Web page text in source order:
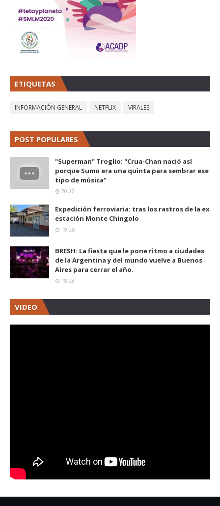
ETIQUETAS
INFORMACIÓN GENERAL NETFLIX VIRALES
POST POPULARES
"Superman" Troglio: "Crua-Chan nació así
porque Sumo era una quinta para sembrar ese
tipo de música"
20:22
Expedición ferroviaria: tras los rastros de la ex
estación Monte Chingolo
19:25
BRESH: La fiesta que le pone ritmo a ciudades
de la Argentina y del mundo vuelve a Buenos
Aires para cerrar el año.
18:28
VIDEO